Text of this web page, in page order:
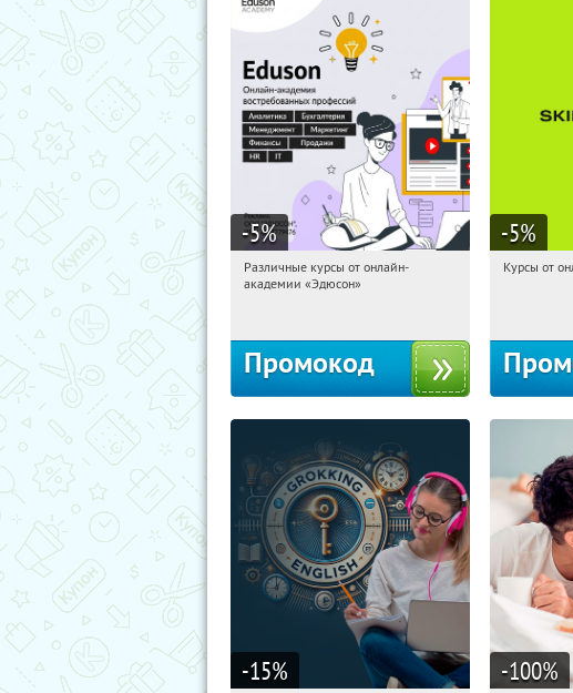
-5%
02:22:49 Получили:
Различные курсы от онлайн-
академии «Эдюсон»
Промокод
-5%
Курсы от
-15% -100%